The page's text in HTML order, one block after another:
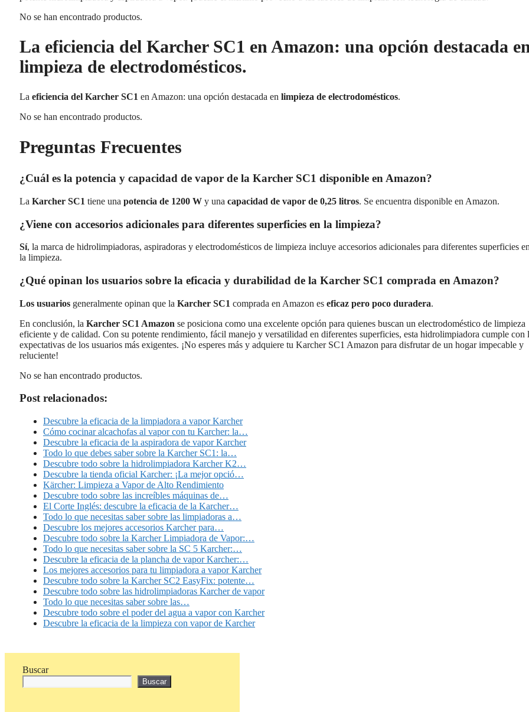
No se han encontrado productos.
La eficiencia del Karcher SC1 en Amazon: una opción destacada
limpieza de electrodomésticos.
La eficiencia del Karcher SC1 en Amazon: una opción destacada en limpieza de electrodomésticos.
No se han encontrado productos.
Preguntas Frecuentes
¿Cuál es la potencia y capacidad de vapor de la Karcher SC1 disponible en Amazon?
La Karcher SC1 tiene una potencia de 1200 W y una capacidad de vapor de 0,25 litros. Se encuentra disponible en Amazon.
¿Viene con accesorios adicionales para diferentes superficies en la limpieza?
Sí, la marca de hidrolimpiadoras, aspiradoras y electrodomésticos de limpieza incluye accesorios adicionales para diferentes superficies
la limpieza.
¿Qué opinan los usuarios sobre la eficacia y durabilidad de la Karcher SC1 comprada en Amazon?
Los usuarios generalmente opinan que la Karcher SC1 comprada en Amazon es eficaz pero poco duradera.
En conclusión, la Karcher SC1 Amazon se posiciona como una excelente opción para quienes buscan un electrodoméstico de limpieza
eficiente y de calidad. Con su potente rendimiento, fácil manejo y versatilidad en diferentes superficies, esta hidrolimpiadora cumple con
expectativas de los usuarios más exigentes. ¡No esperes más y adquiere tu Karcher SC1 Amazon para disfrutar de un hogar impecable y
reluciente!
No se han encontrado productos.
Post relacionados:
Descubre la eficacia de la limpiadora a vapor Karcher
Cómo cocinar alcachofas al vapor con tu Karcher: la…
Descubre la eficacia de la aspiradora de vapor Karcher
Todo lo que debes saber sobre la Karcher SC1: la…
Descubre todo sobre la hidrolimpiadora Karcher K2…
Descubre la tienda oficial Karcher: ¡La mejor opció…
Kärcher: Limpieza a Vapor de Alto Rendimiento
Descubre todo sobre las increíbles máquinas de…
El Corte Inglés: descubre la eficacia de la Karcher…
Todo lo que necesitas saber sobre las limpiadoras a…
Descubre los mejores accesorios Karcher para…
Descubre todo sobre la Karcher Limpiadora de Vapor:…
Todo lo que necesitas saber sobre la SC 5 Karcher:…
Descubre la eficacia de la plancha de vapor Karcher:…
Los mejores accesorios para tu limpiadora a vapor Karcher
Descubre todo sobre la Karcher SC2 EasyFix: potente…
Descubre todo sobre las hidrolimpiadoras Karcher de vapor
Todo lo que necesitas saber sobre las…
Descubre todo sobre el poder del agua a vapor con Karcher
Descubre la eficacia de la limpieza con vapor de Karcher
Buscar
Buscar